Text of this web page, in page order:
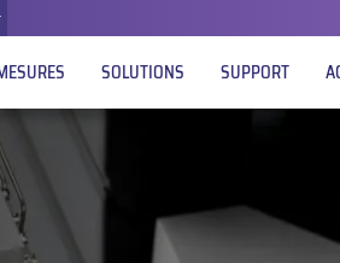
SOLUTIONS SUPPORT